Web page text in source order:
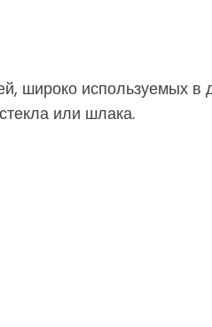
широко используемых
или шлака.